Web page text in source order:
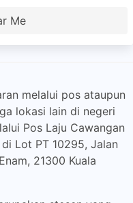
Me
melalui pos ataupun
lokasi lain di negeri
Pos Laju Cawangan
Lot PT 10295, Jalan
21300 Kuala